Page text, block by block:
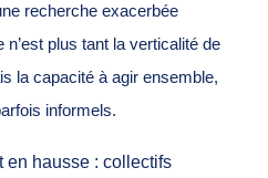
recherche exacerbée
n’est plus tant la verticalité de
la capacité à agir ensemble,
informels.
en hausse : collectifs